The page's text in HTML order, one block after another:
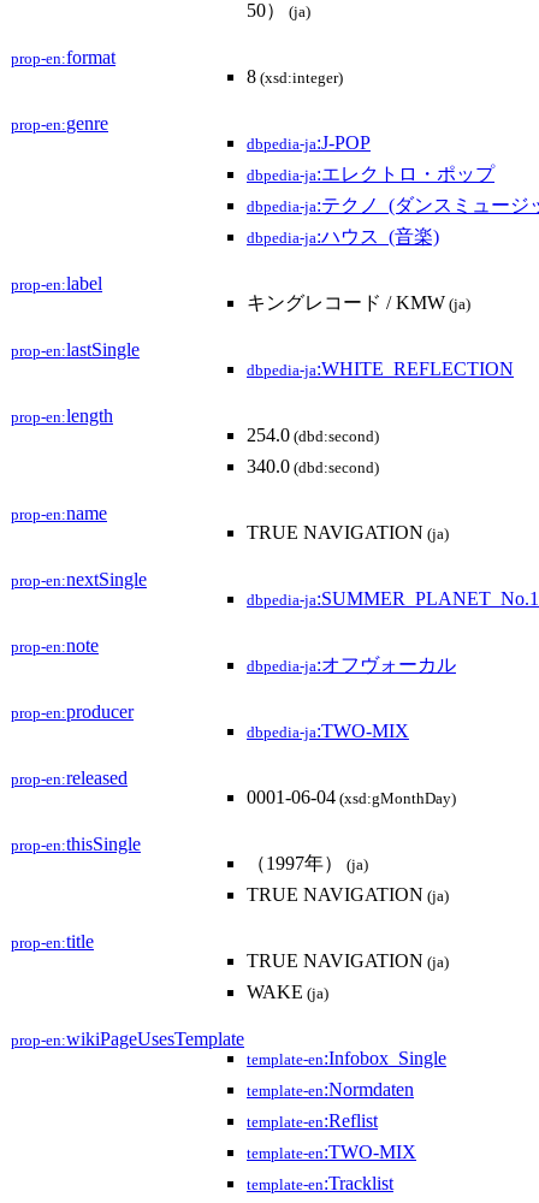
50） (ja)
prop-en:format
8 (xsd:integer)
prop-en:genre
dbpedia-ja:J-POP
dbpedia-ja:エレクトロ・ポップ
dbpedia-ja:テクノ_(ダンスミュージ
dbpedia-ja:ハウス_(音楽)
prop-en:label
キングレコード / KMW (ja)
prop-en:lastSingle
dbpedia-ja:WHITE_REFLECTION
prop-en:length
254.0 (dbd:second)
340.0 (dbd:second)
prop-en:name
TRUE NAVIGATION (ja)
prop-en:nextSingle
dbpedia-ja:SUMMER_PLANET_No.1
prop-en:note
dbpedia-ja:オフヴォーカル
prop-en:producer
dbpedia-ja:TWO-MIX
prop-en:released
0001-06-04 (xsd:gMonthDay)
prop-en:thisSingle
（1997年）
(ja)
TRUE NAVIGATION (ja)
prop-en:title
TRUE NAVIGATION (ja)
WAKE (ja)
prop-en:wikiPageUsesTemplate
template-en:Infobox_Single
template-en:Normdaten
template-en:Reflist
template-en:TWO-MIX
template-en:Tracklist